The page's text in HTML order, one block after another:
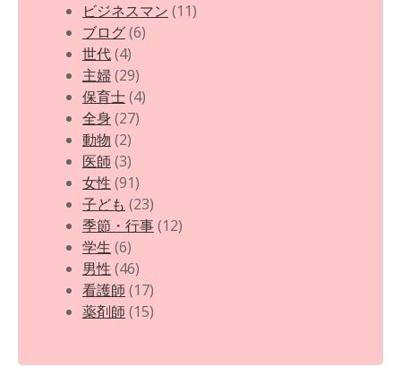
ビジネスマン (11)
ブログ(6)
世代(4)
主婦(29)
保育士(4)
全身 (27)
動物 (2)
医師 (3)
女性 (91)
子ども (23)
季節・行事(12)
学生 (6)
男性 (46)
看護師 (17)
薬剤師 (15)